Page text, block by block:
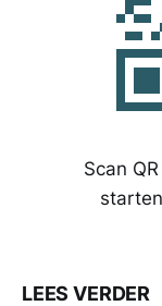
Scan
LEES VERDER